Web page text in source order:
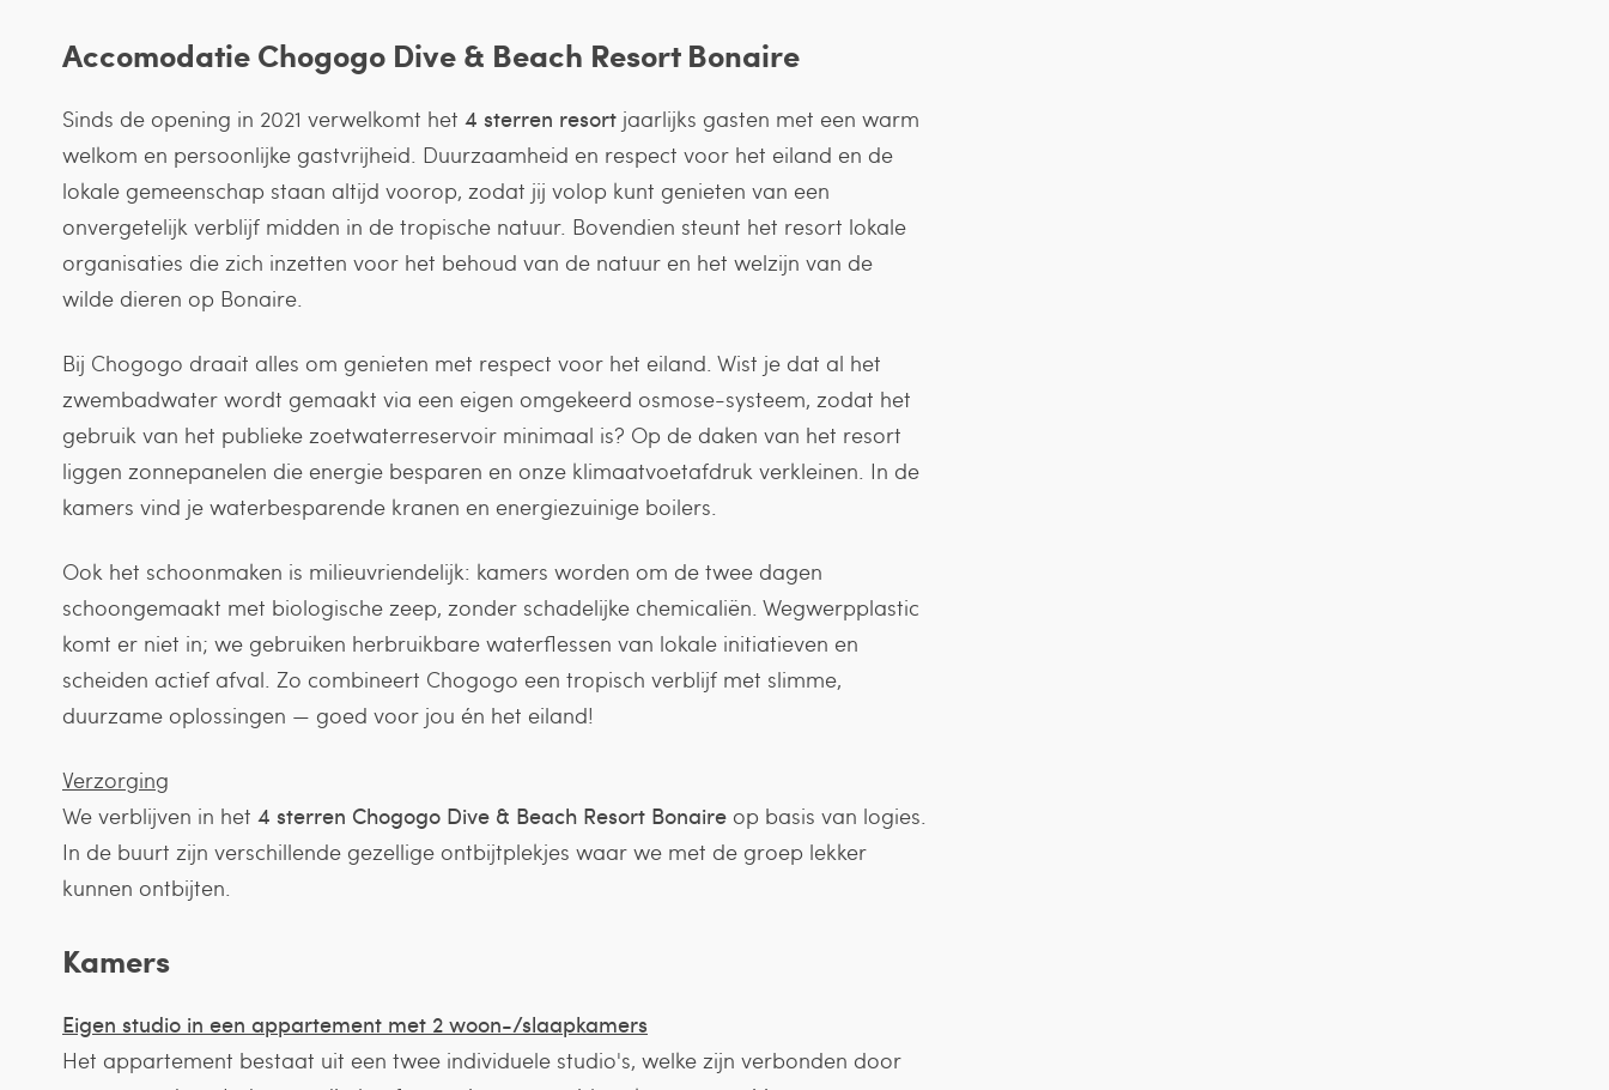
Accomodatie Chogogo Dive & Beach Resort Bonaire
Sinds de opening in 2021 verwelkomt het 4 sterren resort jaarlijks gasten met een warm
welkom en persoonlijke gastvrijheid. Duurzaamheid en respect voor het eiland en de
lokale gemeenschap staan altijd voorop, zodat jij volop kunt genieten van een
onvergetelijk verblijf midden in de tropische natuur. Bovendien steunt het resort lokale
organisaties die zich inzetten voor het behoud van de natuur en het welzijn van de
wilde dieren op Bonaire.
Bij Chogogo draait alles om genieten met respect voor het eiland. Wist je dat al het
zwembadwater wordt gemaakt via een eigen omgekeerd osmose-systeem, zodat het
gebruik van het publieke zoetwaterreservoir minimaal is? Op de daken van het resort
liggen zonnepanelen die energie besparen en onze klimaatvoetafdruk verkleinen. In de
kamers vind je waterbesparende kranen en energiezuinige boilers.
Ook het schoonmaken is milieuvriendelijk: kamers worden om de twee dagen
schoongemaakt met biologische zeep, zonder schadelijke chemicaliën. Wegwerpplastic
komt er niet in; we gebruiken herbruikbare waterflessen van lokale initiatieven en
scheiden actief afval. Zo combineert Chogogo een tropisch verblijf met slimme,
duurzame oplossingen — goed voor jou én het eiland!
Verzorging
We verblijven in het 4 sterren Chogogo Dive & Beach Resort Bonaire op basis van logies.
In de buurt zijn verschillende gezellige ontbijtplekjes waar we met de groep lekker
kunnen ontbijten.
Kamers
Eigen studio in een appartement met 2 woon-/slaapkamers
Het appartement bestaat uit een twee individuele studio's, welke zijn verbonden door